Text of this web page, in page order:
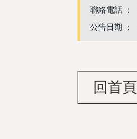
聯絡電話 ：
公告日期 ：
回首頁